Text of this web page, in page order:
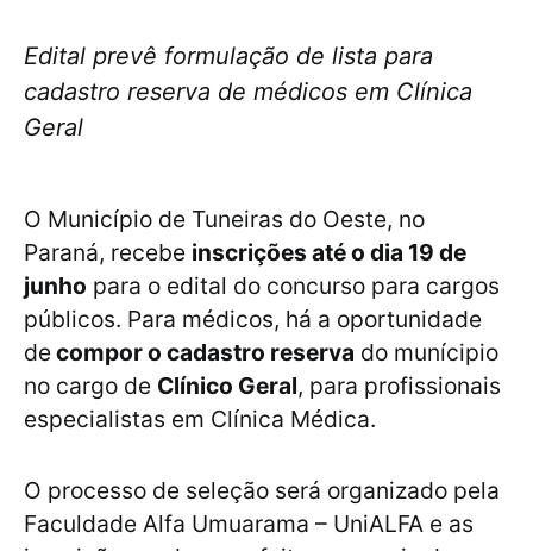
Edital prevê formulação de lista para
cadastro reserva de médicos em Clínica
Geral
O Município de Tuneiras do Oeste, no
Paraná, recebe inscrições até o dia 19 de
junho para o edital do concurso para cargos
públicos. Para médicos, há a oportunidade
decompor o cadastro reserva do munícipio
no cargo de Clínico Geral, para profissionais
especialistas em Clínica Médica.
O processo de seleção será organizado pela
Faculdade Alfa Umuarama – UniALFA e as